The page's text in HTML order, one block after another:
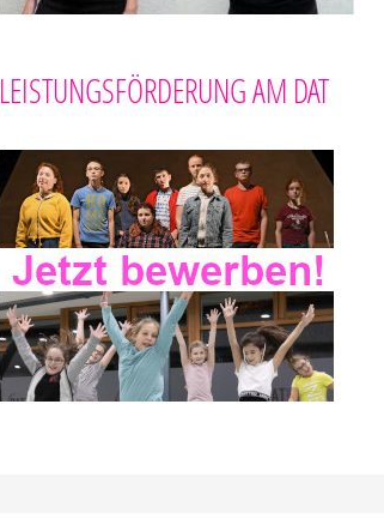
LEISTUNGSFÖRDERUNG AM DAT